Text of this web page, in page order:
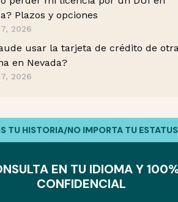
Plazos y opciones
2026
usar la tarjeta de crédito de otra
en Nevada?
2026
HISTORIA/NO IMPORTA TU ESTATUS
EN TU IDIOMA Y
CONFIDENCIAL